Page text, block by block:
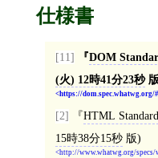
仕様書
[11] DOM
(火) 12時41分23秒
https://dom.spec.whatwg.org/
[2] HTML Standard
15時38分15秒版)
http://www.whatwg.org/